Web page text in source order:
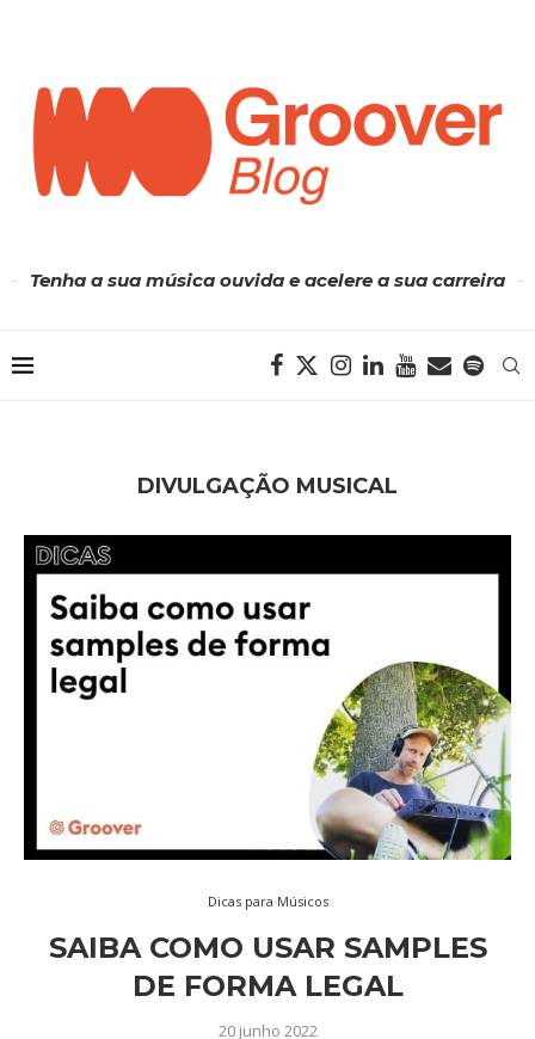
Tenha a sua música ouvida e acelere a sua carreira
DIVULGAÇÃO MUSICAL
Dicas para Músicos
SAIBA COMO USAR SAMPLES
DE FORMA LEGAL
20 junho 2022